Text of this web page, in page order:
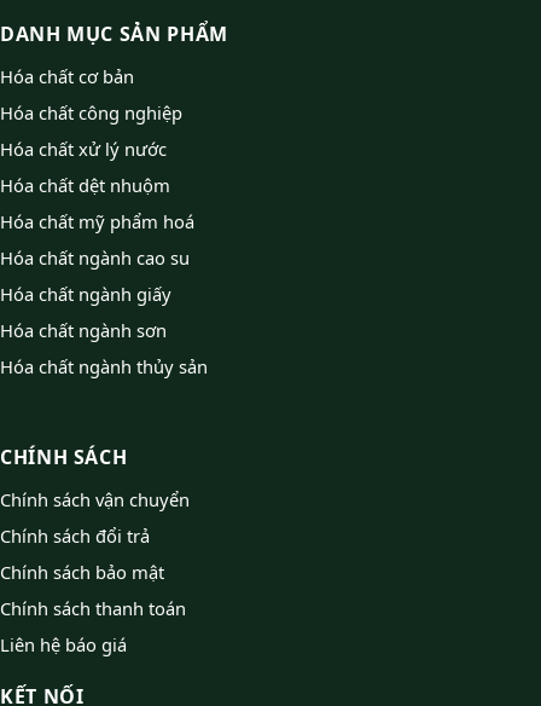
DANH MỤC SẢN PHẨM
Hóa chất cơ bản
Hóa chất công nghiệp
Hóa chất xử lý nước
Hóa chất dệt nhuộm
Hóa chất mỹ phẩm hoá
Hóa chất ngành cao su
Hóa chất ngành giấy
Hóa chất ngành sơn
Hóa chất ngành thủy sản
CHÍNH SÁCH
Chính sách vận chuyển
Chính sách đổi trả
Chính sách bảo mật
Chính sách thanh toán
Liên hệ báo giá
KẾT NỐI